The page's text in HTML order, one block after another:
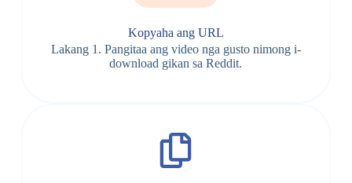
Kopyaha ang URL
Lakang 1. Pangitaa ang video nga gusto nimong i-
download gikan sa Reddit.